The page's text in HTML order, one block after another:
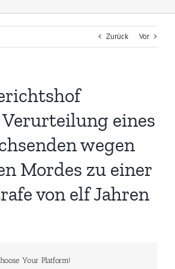
Zurück Vor
eines
wegen
Mordes zu einer
von elf Jahren
Your Platform!